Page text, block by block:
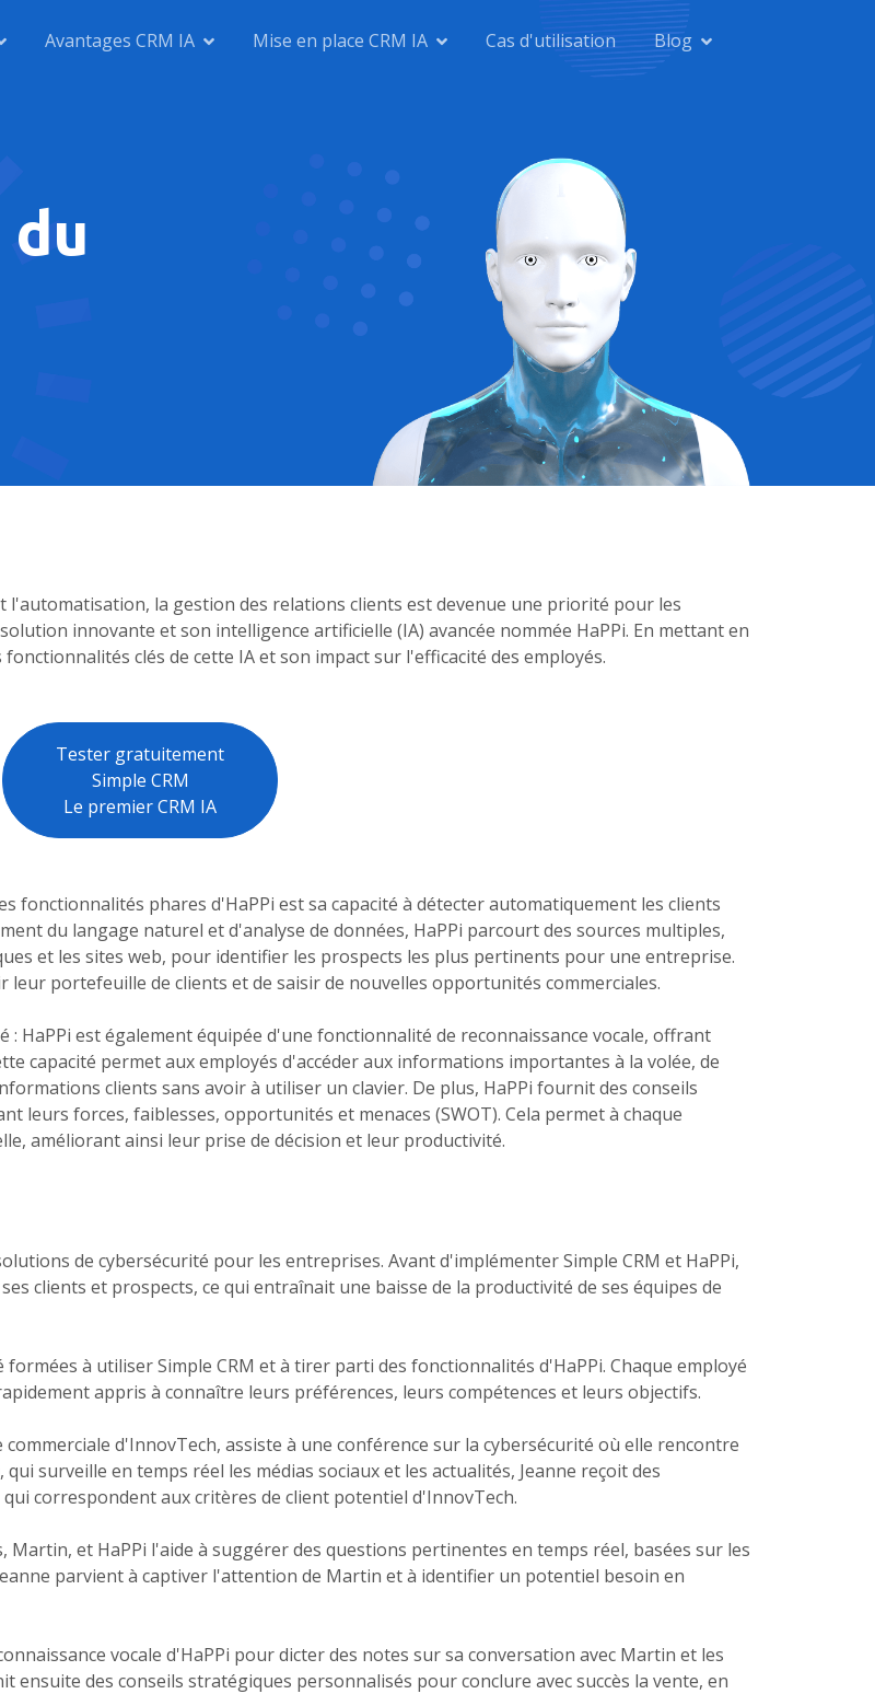
Avantages CRM IA Mise en place CRM IA Cas d'utilisation Blog
l'automatisation, la gestion des relations clients est devenue une priorité pour les
innovante et son intelligence artificielle (IA) avancée nommée HaPPi. En mettant en
clés de cette IA et son impact sur l'efficacité des employés.
Tester gratuitement
Simple CRM
Le premier CRM IA
fonctionnalités phares d'HaPPi est sa capacité à détecter automatiquement les clients
du langage naturel et d'analyse de données, HaPPi parcourt des sources multiples,
et les sites web, pour identifier les prospects les plus pertinents pour une entreprise.
portefeuille de clients et de saisir de nouvelles opportunités commerciales.
: HaPPi est également équipée d'une fonctionnalité de reconnaissance vocale, offrant
capacité permet aux employés d'accéder aux informations importantes à la volée, de
clients sans avoir à utiliser un clavier. De plus, HaPPi fournit des conseils
leurs forces, faiblesses, opportunités et menaces (SWOT). Cela permet à chaque
améliorant ainsi leur prise de décision et leur productivité.
de cybersécurité pour les entreprises. Avant d'implémenter Simple CRM et HaPPi,
clients et prospects, ce qui entraînait une baisse de la productivité de ses équipes de
à utiliser Simple CRM et à tirer parti des fonctionnalités d'HaPPi. Chaque employé
appris à connaître leurs préférences, leurs compétences et leurs objectifs.
commerciale d'InnovTech, assiste à une conférence sur la cybersécurité où elle rencontre
surveille en temps réel les médias sociaux et les actualités, Jeanne reçoit des
correspondent aux critères de client potentiel d'InnovTech.
et HaPPi l'aide à suggérer des questions pertinentes en temps réel, basées sur les
parvient à captiver l'attention de Martin et à identifier un potentiel besoin en
vocale d'HaPPi pour dicter des notes sur sa conversation avec Martin et les
ensuite des conseils stratégiques personnalisés pour conclure avec succès la vente, en